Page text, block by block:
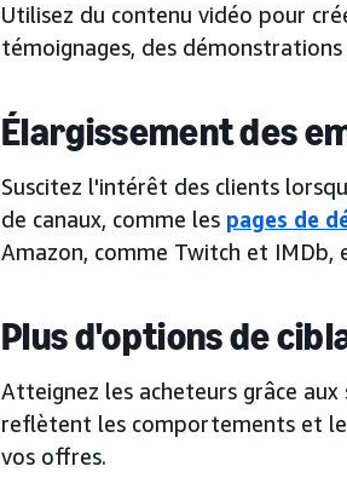
Utilisez du contenu vidéo pour
témoignages, des
Élargissement des
Suscitez l'intérêt des clients
de canaux, comme les pages de
Amazon, comme Twitch et IMDb,
Plus d'options de
Atteignez les acheteurs grâce
reflètent les comportements et
vos offres.